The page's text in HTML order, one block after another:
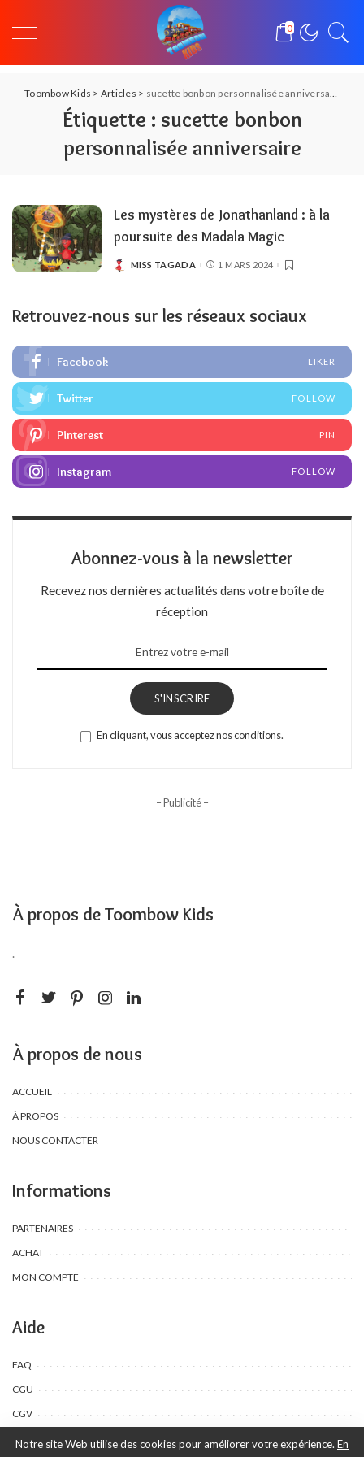
0
Toombow Kids > Articles > sucette bonbon personnalisée anniversaire
Étiquette : sucette bonbon
personnalisée anniversaire
Les mystères de Jonathanland : à la
poursuite des Madala Magic
POSTED
MISS TAGADA 1 MARS 2024
Retrouvez-nous sur les réseaux sociaux
Facebook LIKER
Twitter FOLLOW
Pinterest PIN
Instagram FOLLOW
Abonnez-vous à la newsletter
Recevez nos dernières actualités dans votre boîte de
réception
S'INSCRIRE
En cliquant, vous acceptez nos conditions.
– Publicité –
À propos de Toombow Kids
.
À propos de nous
ACCUEIL
À PROPOS
NOUS CONTACTER
Informations
PARTENAIRES
ACHAT
MON COMPTE
Aide
FAQ
CGU
CGV
Notre site Web utilise des cookies pour améliorer votre expérience. En